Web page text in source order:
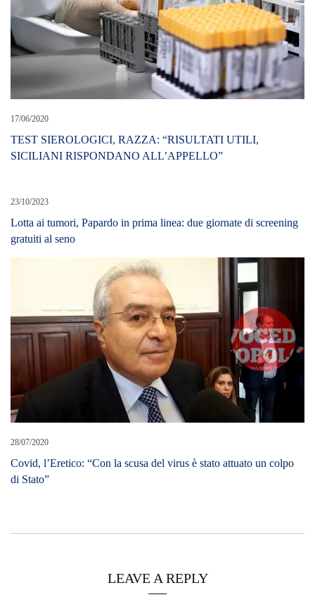
17/06/2020
TEST SIEROLOGICI, RAZZA: “RISULTATI UTILI,
SICILIANI RISPONDANO ALL’APPELLO”
23/10/2023
Lotta ai tumori, Papardo in prima linea: due giornate di screening
gratuiti al seno
28/07/2020
Covid, l’Eretico: “Con la scusa del virus è stato attuato un colpo
di Stato”
LEAVE A REPLY